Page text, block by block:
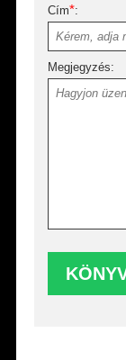
Cím*:
Megjegyzés: